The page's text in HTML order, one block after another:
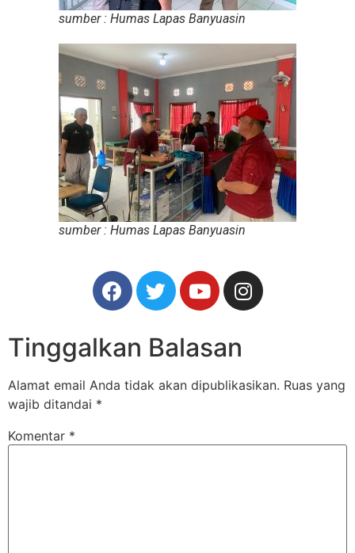
sumber : Humas Lapas Banyuasin
sumber : Humas Lapas Banyuasin
Tinggalkan Balasan
Alamat email Anda tidak akan dipublikasikan. Ruas yang
wajib ditandai *
Komentar *